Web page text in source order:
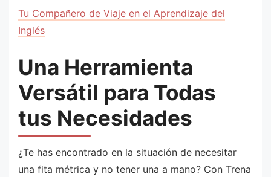
Tu Compañero de Viaje en el Aprendizaje del
Inglés
Una Herramienta
Versátil para Todas
tus Necesidades
¿Te has encontrado en la situación de necesitar
una fita métrica y no tener una a mano? Con Trena